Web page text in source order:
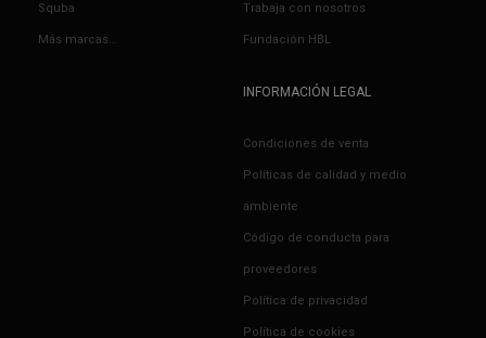
Squba
Más marcas…
Trabaja con nosotros
Fundación HBL
INFORMACIÓN LEGAL
Condiciones de venta
Políticas de calidad y medio
ambiente
Código de conducta para
proveedores
Política de privacidad
Política de cookies